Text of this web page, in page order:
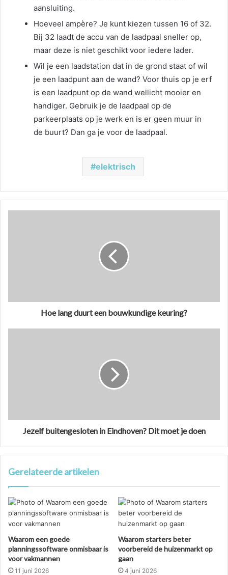
aansluiting.
Hoeveel ampère? Je kunt kiezen tussen 16 of 32.
Bij 32 laadt de accu van de laadpaal sneller op,
maar deze is niet geschikt voor iedere lader.
Wil je een laadstation dat in de grond staat of wil
je een laadpunt aan de wand? Voor thuis op je erf
is een laadpunt op de wand wellicht mooier en
handiger. Gebruik je de laadpaal op de
parkeerplaats op je werk en is er geen muur in
de buurt? Dan ga je voor de laadpaal.
elektrisch
Hoe lang duurt een bouwkundige keuring?
Jezelf buitengesloten in Eindhoven? Dit moet je doen
Gerelateerde artikelen
Waarom een goede
planningssoftware onmisbaar is
voor vakmannen
11 juni 2026
Waarom starters beter
voorbereid de huizenmarkt op
gaan
4 juni 2026